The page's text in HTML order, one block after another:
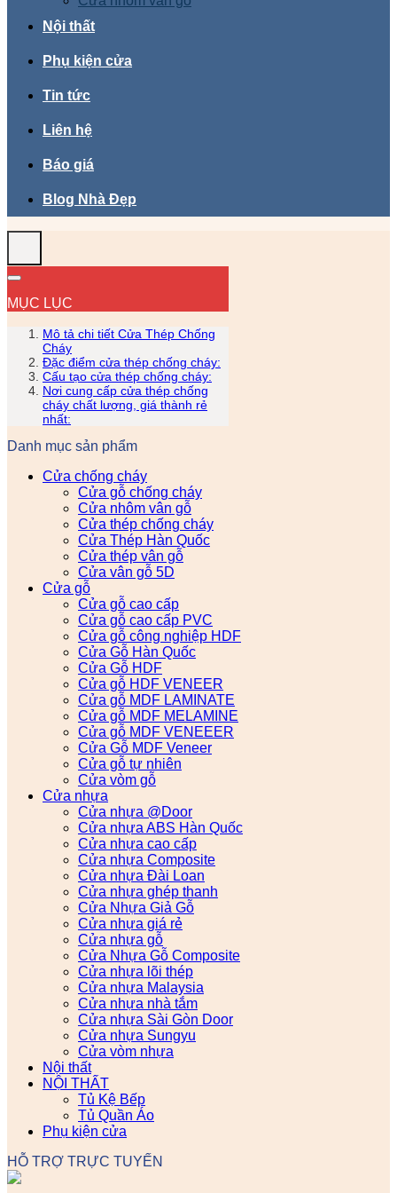
Nội thất
Phụ kiện cửa
Tin tức
Liên hệ
Báo giá
Blog Nhà Đẹp
MỤC LỤC
Mô tả chi tiết Cửa Thép Chống
Cháy
Đặc điểm cửa thép chống cháy:
Cấu tạo cửa thép chống cháy:
Nơi cung cấp cửa thép chống
cháy chất lượng, giá thành rẻ
nhất:
Danh mục sản phẩm
Cửa chống cháy
Cửa gỗ chống cháy
Cửa nhôm vân gỗ
Cửa thép chống cháy
Cửa Thép Hàn Quốc
Cửa thép vân gỗ
Cửa vân gỗ 5D
Cửa gỗ
Cửa gỗ cao cấp
Cửa gỗ cao cấp PVC
Cửa gỗ công nghiệp HDF
Cửa Gỗ Hàn Quốc
Cửa Gỗ HDF
Cửa gỗ HDF VENEER
Cửa gỗ MDF LAMINATE
Cửa gỗ MDF MELAMINE
Cửa gỗ MDF VENEEER
Cửa Gỗ MDF Veneer
Cửa gỗ tự nhiên
Cửa vòm gỗ
Cửa nhựa
Cửa nhựa @Door
Cửa nhựa ABS Hàn Quốc
Cửa nhựa cao cấp
Cửa nhựa Composite
Cửa nhựa Đài Loan
Cửa nhựa ghép thanh
Cửa Nhựa Giả Gỗ
Cửa nhựa giá rẻ
Cửa nhựa gỗ
Cửa Nhựa Gỗ Composite
Cửa nhựa lõi thép
Cửa nhựa Malaysia
Cửa nhựa nhà tắm
Cửa nhựa Sài Gòn Door
Cửa nhựa Sungyu
Cửa vòm nhựa
Nội thất
NỘI THẤT
Tủ Kệ Bếp
Tủ Quần Áo
Phụ kiện cửa
HỖ TRỢ TRỰC TUYẾN